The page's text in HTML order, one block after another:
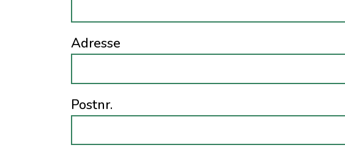
Adresse
Postnr.